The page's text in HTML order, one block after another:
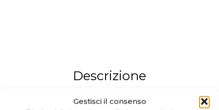
Gestisci il consenso
Descrizione